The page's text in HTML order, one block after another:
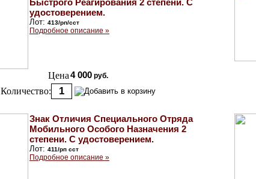
Быстрого Реагирования 2 степени. С
удостоверением.
Лот: 413/рп/сст
Подробное описание »
Цена4 000 руб.
Количество:
Знак Отличия Специального Отряда
Мобильного Особого Назначения 2
степени. С удостоверением.
Лот: 411/рп сст
Подробное описание »